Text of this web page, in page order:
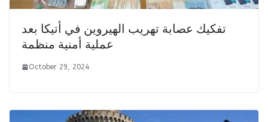
تفكيك عصابة تهريب الهيروين في أتيكا بعد
عملية أمنية منظمة
October 29, 2024